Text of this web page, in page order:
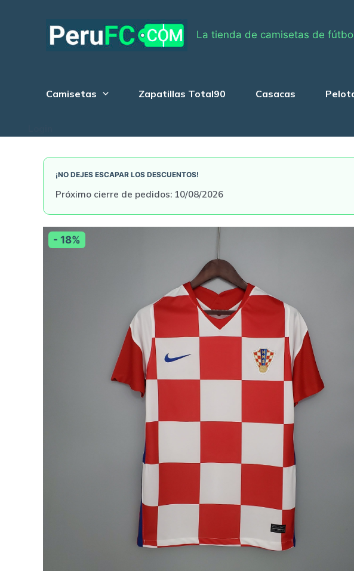
La tienda de camisetas de
Camisetas Zapatillas Total90 Casacas
¡NO DEJES ESCAPAR LOS DESCUENTOS!
Próximo cierre de pedidos: 10/08/2026
- 18%